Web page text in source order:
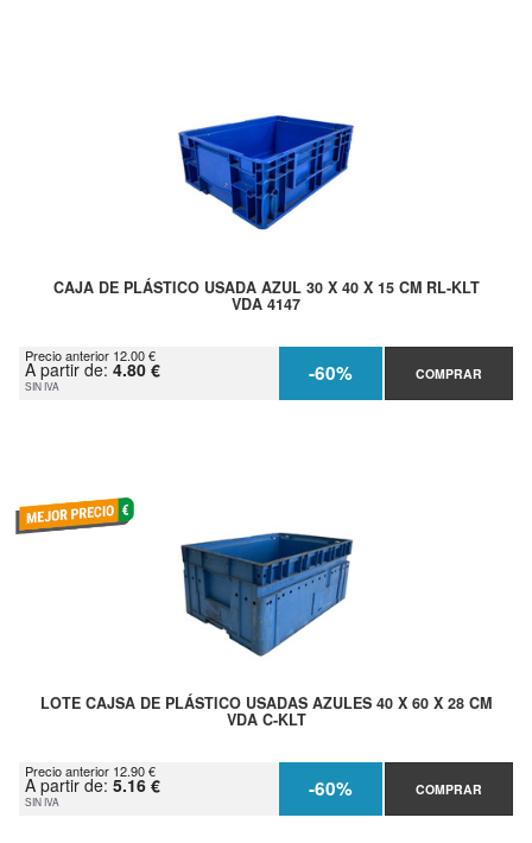
CAJA DE PLÁSTICO USADA AZUL 30 X 40 X 15 CM RL-KLT
VDA 4147
Precio anterior 12.00 €
A partir de: 4.80 €
SIN IVA -60% COMPRAR
LOTE CAJSA DE PLÁSTICO USADAS AZULES 40 X 60 X 28 CM
VDA C-KLT
Precio anterior 12.90 €
A partir de: 5.16 €
SIN IVA -60% COMPRAR